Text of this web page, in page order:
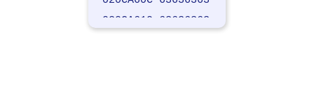
020CA610 63636363